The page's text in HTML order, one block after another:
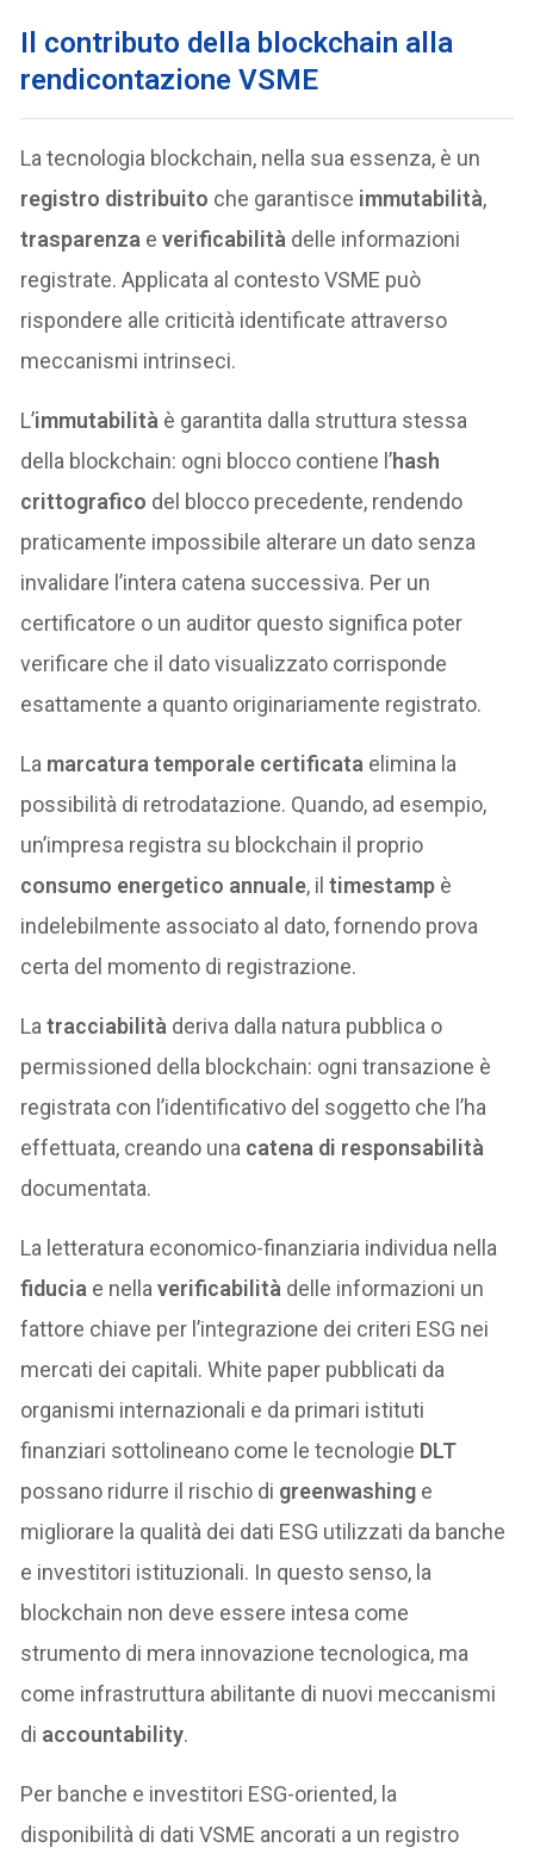
Il contributo della blockchain alla
rendicontazione VSME
La tecnologia blockchain, nella sua essenza, è un
registro distribuito che garantisce immutabilità,
trasparenza everificabilità delle informazioni
registrate. Applicata al contesto VSME può
rispondere alle criticità identificate attraverso
meccanismi intrinseci.
L’immutabilità è garantita dalla struttura stessa
della blockchain: ogni blocco contiene l’hash
crittografico del blocco precedente, rendendo
praticamente impossibile alterare un dato senza
invalidare l’intera catena successiva. Per un
certificatore o un auditor questo significa poter
verificare che il dato visualizzato corrisponde
esattamente a quanto originariamente registrato.
La marcatura temporale certificata elimina la
possibilità di retrodatazione. Quando, ad esempio,
un’impresa registra su blockchain il proprio
consumo energetico annuale, iltimestamp è
indelebilmente associato al dato, fornendo prova
certa del momento di registrazione.
Latracciabilità deriva dalla natura pubblica o
permissioned della blockchain: ogni transazione è
registrata con l’identificativo del soggetto che l’ha
effettuata, creando una catena di responsabilità
documentata.
La letteratura economico-finanziaria individua nella
fiducia e nellaverificabilità delle informazioni un
fattore chiave per l’integrazione dei criteri ESG nei
mercati dei capitali. White paper pubblicati da
organismi internazionali e da primari istituti
finanziari sottolineano come le tecnologie DLT
possano ridurre il rischio di greenwashing e
migliorare la qualità dei dati ESG utilizzati da banche
e investitori istituzionali. In questo senso, la
blockchain non deve essere intesa come
strumento di mera innovazione tecnologica, ma
come infrastruttura abilitante di nuovi meccanismi
di accountability.
Per banche e investitori ESG-oriented, la
disponibilità di dati VSME ancorati a un registro